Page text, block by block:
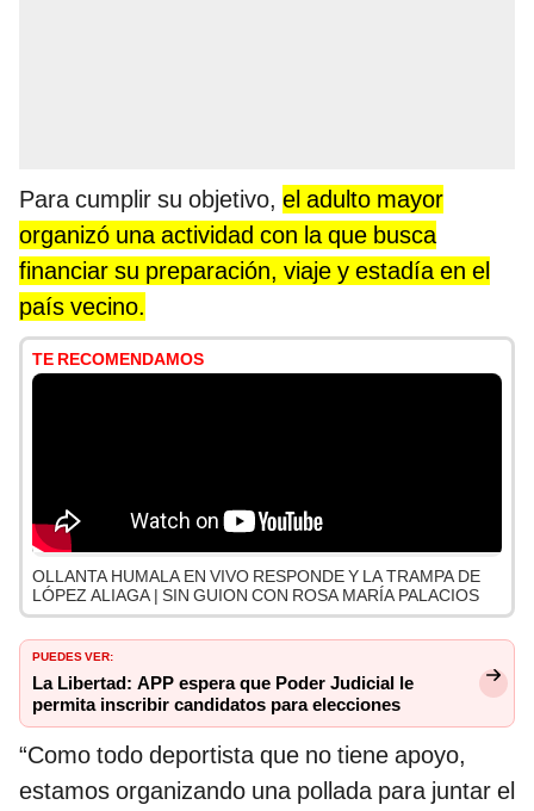
Para cumplir su objetivo, el adulto mayor
organizó una actividad con la que busca
financiar su preparación, viaje y estadía en el
país vecino.
TE RECOMENDAMOS
OLLANTA HUMALA EN VIVO RESPONDE Y LA TRAMPA DE
LÓPEZ ALIAGA | SIN GUION CON ROSA MARÍA PALACIOS
PUEDES VER:
La Libertad: APP espera que Poder Judicial le
permita inscribir candidatos para elecciones
“Como todo deportista que no tiene apoyo,
estamos organizando una pollada para juntar el